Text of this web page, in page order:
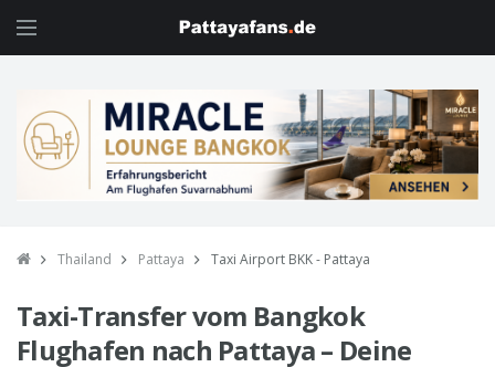
Thailand Pattaya Taxi Airport BKK - Pattaya
Taxi-Transfer vom Bangkok
Flughafen nach Pattaya – Deine